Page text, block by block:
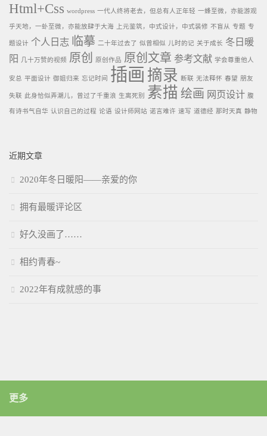
Html+Css wordpress 一代人终将老去，但总有人正年轻 一蜂至微，亦能游观
乎天地，一虲至微，亦能放肆于大海 上元鉴筑，中式设计，中式装修 不盲从 专题 专
题设计 个人日志 临摹 二十年过去了 似曾相似 儿时的记 关于成长 冬日暖
阳
几十万赞的视频 原创 原创作品 原创文章 参考文献 学会尊重他人
安总 平面设计 御姐归来 忘记时间 插画 摘录 断联 无法释怀 春望 朋友
失联 此身恰似弄潮儿，曾过了千重浪 生离死别 素描 绘画 网页设计 腹
有诗书气自华 认识自己的过程 论语 设计师网站 诺言难许 速写 道德经 那时天真 静物
近期文章
2020年冬日暖阳——亲爱的你
拥有最暖评论区
好久没画了……
相约青春~
2022年有成就感的事
更多